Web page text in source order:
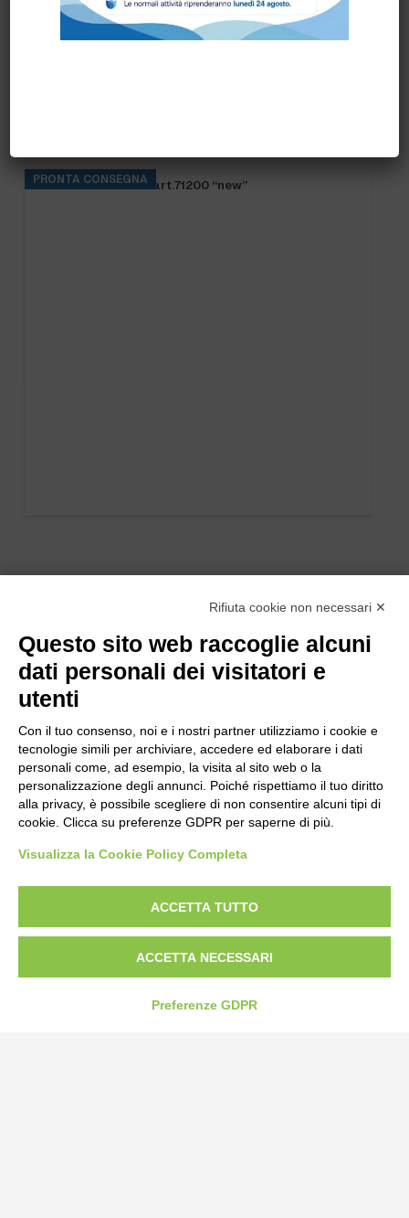
PRONTA CONSEGNA
FRANGIA SOFT SR art.71200 “new”
Strada Statale 231 Alba-Bra
Tel:0172-478161
Rifiuta cookie non necessari ✕
Questo sito web raccoglie alcuni
dati personali dei visitatori e
utenti
Con il tuo consenso, noi e i nostri partner utilizziamo i cookie e
tecnologie simili per archiviare, accedere ed elaborare i dati
personali come, ad esempio, la visita al sito web o la
personalizzazione degli annunci. Poiché rispettiamo il tuo diritto
alla privacy, è possibile scegliere di non consentire alcuni tipi di
cookie. Clicca su preferenze GDPR per saperne di più.
Visualizza la Cookie Policy Completa
ACCETTA TUTTO
ACCETTA NECESSARI
Preferenze GDPR